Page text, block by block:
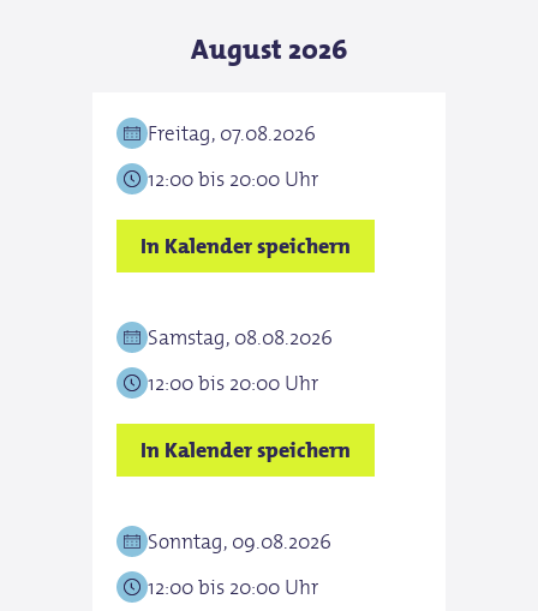
August 2026
Freitag, 07.08.2026
12:00 bis 20:00 Uhr
In Kalender speichern
Samstag, 08.08.2026
12:00 bis 20:00 Uhr
In Kalender speichern
Sonntag, 09.08.2026
12:00 bis 20:00 Uhr